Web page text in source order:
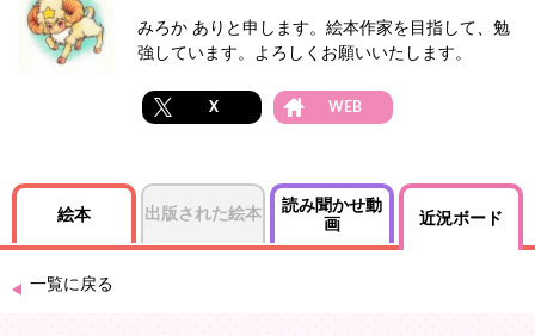
みろか ありと申します。絵本作家を目指して、勉
強しています。よろしくお願いいたします。
X WEB
絵本 出版された絵本
読み聞かせ動
画
近況ボード
一覧に戻る